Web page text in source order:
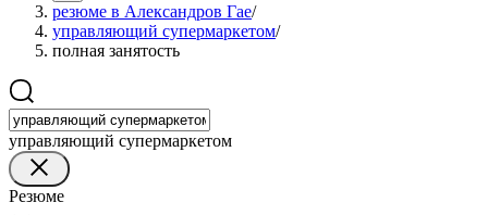
резюме в Александров Гае/
управляющий супермаркетом/
полная занятость
управляющий супермаркетом
Резюме